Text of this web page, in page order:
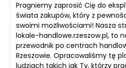
Pragniemy zaprosić Cię do
świata zakupów, który z
swoimi możliwościami! Nasza
lokale-handlowe.rzeszow.pl, to
przewodnik po centrach
Rzeszowie. Opracowaliśmy tę
ludziach takich jak Ty, którzy